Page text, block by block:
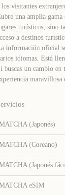
los visitantes
una amplia
turísticos, sino
a destinos
información oficial
idiomas. Está
buscas un cambio
maravillosa
(Japonés)
(Coreano)
(Japonés
eSIM